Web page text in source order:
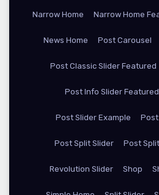
Narrow Home Narrow Home
News Home Post Carousel
Post Classic Slider Featured
Post Info Slider Featured
Post Slider Example
Post Split Slider Post
Revolution Slider Shop